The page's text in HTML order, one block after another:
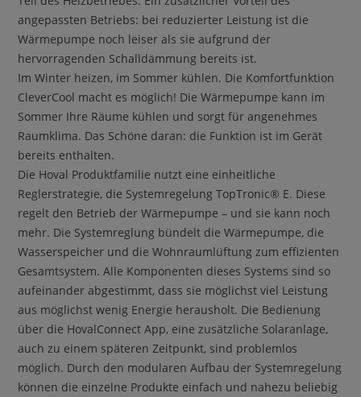
angepassten Betriebs: bei reduzierter Leistung ist die
Wärmepumpe noch leiser als sie aufgrund der
hervorragenden Schalldämmung bereits ist.
Im Winter heizen, im Sommer kühlen. Die Komfortfunktion
CleverCool macht es möglich! Die Wärmepumpe kann im
Sommer Ihre Räume kühlen und sorgt für angenehmes
Raumklima. Das Schöne daran: die Funktion ist im Gerät
bereits enthalten.
Die Hoval Produktfamilie nutzt eine einheitliche
Reglerstrategie, die Systemregelung TopTronic® E. Diese
regelt den Betrieb der Wärmepumpe – und sie kann noch
mehr. Die Systemreglung bündelt die Wärmepumpe, die
Wasserspeicher und die Wohnraumlüftung zum effizienten
Gesamtsystem. Alle Komponenten dieses Systems sind so
aufeinander abgestimmt, dass sie möglichst viel Leistung
aus möglichst wenig Energie herausholt. Die Bedienung
über die HovalConnect App, eine zusätzliche Solaranlage,
auch zu einem späteren Zeitpunkt, sind problemlos
möglich. Durch den modularen Aufbau der Systemregelung
können die einzelne Produkte einfach und nahezu beliebig